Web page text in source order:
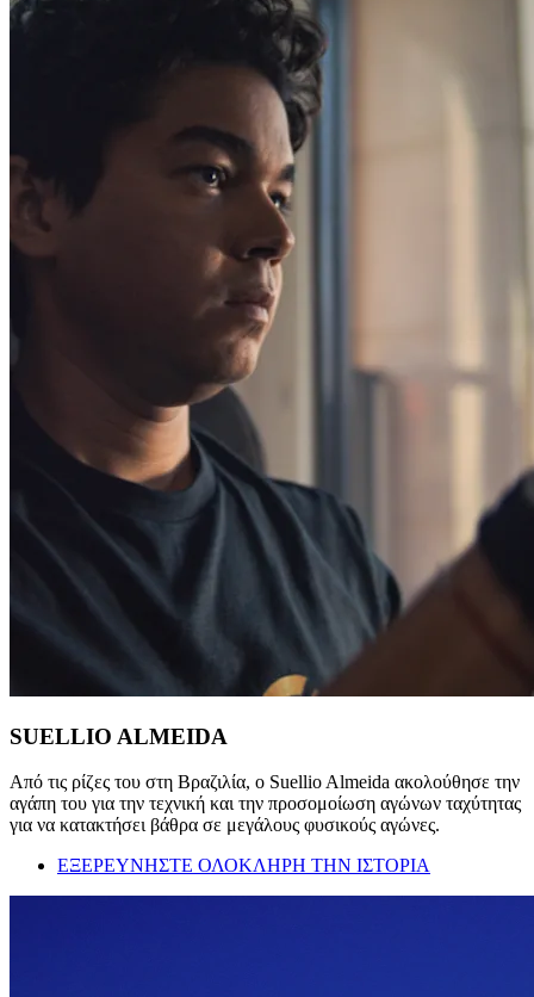
SUELLIO ALMEIDA
Από τις ρίζες του στη Βραζιλία, ο Suellio Almeida ακολούθησε την
αγάπη του για την τεχνική και την προσομοίωση αγώνων ταχύτητας
για να κατακτήσει βάθρα σε μεγάλους φυσικούς αγώνες.
ΕΞΕΡΕΥΝΗΣΤΕ ΟΛΟΚΛΗΡΗ ΤΗΝ ΙΣΤΟΡΙΑ